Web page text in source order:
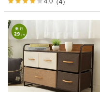
（4）